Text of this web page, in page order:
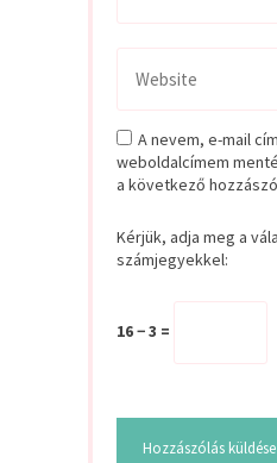
A nevem, e-mail
weboldalcímem
a következő
Kérjük, adja meg a
számjegyekkel:
16 − 3 =